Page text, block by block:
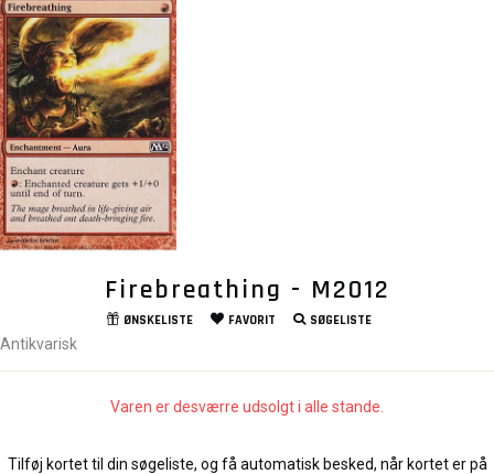
Firebreathing - M2012
ØNSKELISTE FAVORIT SØGELISTE
Antikvarisk
Varen er desværre udsolgt i alle stande.
Tilføj kortet til din søgeliste, og få automatisk besked, når kortet er på